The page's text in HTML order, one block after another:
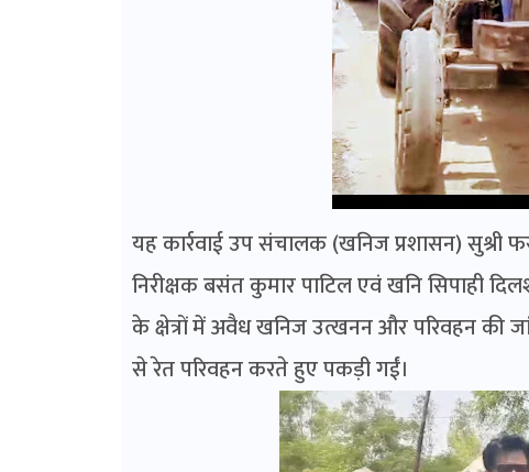
यह कार्रवाई उप संचालक (खनिज प्रशासन) सुश्री
निरीक्षक बसंत कुमार पाटिल एवं खनि सिपाही
के क्षेत्रों में अवैध खनिज उत्खनन और परिवहन की
से रेत परिवहन करते हुए पकड़ी गईं।